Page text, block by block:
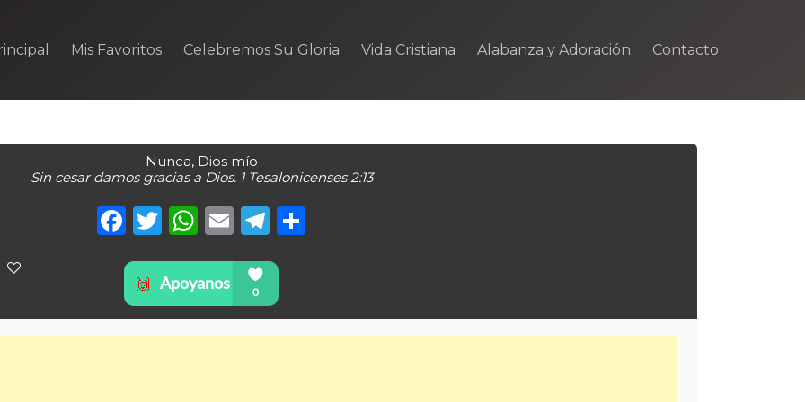
Mis Favoritos Celebremos Su Gloria Vida Cristiana Alabanza y Adoración Contacto
Nunca, Dios mío
Sin cesar damos gracias a Dios. 1 Tesalonicenses 2:13
Facebook
Twitter
WhatsApp
EmailTelegram